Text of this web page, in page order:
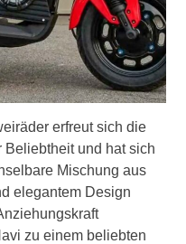
erfreut sich die
und hat sich
Mischung aus
elegantem Design
zu einem beliebten